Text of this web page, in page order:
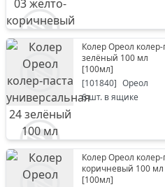
Колер Ореол
зелёный 100 мл
[100мл]
[101840] Ореол
6шт. в ящике
Колер Ореол
коричневый 100 мл
[100мл]